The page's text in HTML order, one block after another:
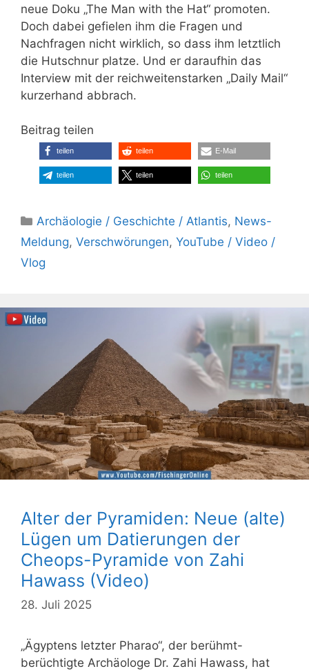
neue Doku „The Man with the Hat“ promoten.
Doch dabei gefielen ihm die Fragen und
Nachfragen nicht wirklich, so dass ihm letztlich
die Hutschnur platze. Und er daraufhin das
Interview mit der reichweitenstarken „Daily Mail“
kurzerhand abbrach.
Beitrag teilen
teilen teilen E-Mail
teilen teilen teilen
Kategorien
Archäologie / Geschichte / Atlantis, News-
Meldung, Verschwörungen, YouTube / Video /
Vlog
Alter der Pyramiden: Neue (alte)
Lügen um Datierungen der
Cheops-Pyramide von Zahi
Hawass (Video)
28. Juli 2025
„Ägyptens letzter Pharao“, der berühmt-
berüchtigte Archäologe Dr. Zahi Hawass, hat